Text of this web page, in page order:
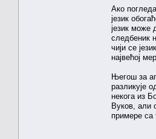
Ако
језик
језик може
следбеник
чији се
највећој
Његош за
разликује
некога из
Вуков, али
примере са